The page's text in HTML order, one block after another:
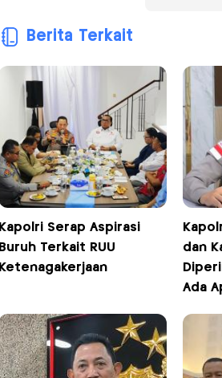
Berita Terkait
Kapolri Serap Aspirasi
Buruh Terkait RUU
Ketenagakerjaan
dan
Ada